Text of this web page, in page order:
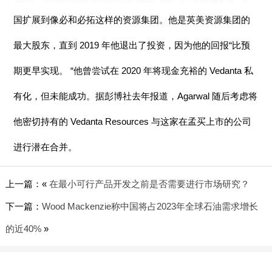
国扩展到像必和必拓这样的资源集团。他是英美资源集团的
最大股东，直到 2019 年他退出了投资，因为他的回报“比预
期更早实现。 “他曾尝试在 2020 年将现金充裕的 Vedanta 私
有化，但未能成功。据彭博社去年报道，Agarwal 随后考虑将
他密切持有的 Vedanta Resources 与这家在孟买上市的公司
进行潜在合并。
上一篇：« 在最小可行产品开发之前是否需要进行市场研究？
下一篇： Wood Mackenzie称中国将占2023年全球石油需求增长
的近40%»